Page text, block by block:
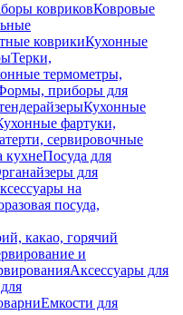
ковриковКовровые
коврикиКухонные
Терки,
термометры,
приборы для
Кухонные
фартуки,
сервировочные
кухнеПосуда для
для
на
посуда,
какао, горячий
и
Аксессуары для
Емкости для